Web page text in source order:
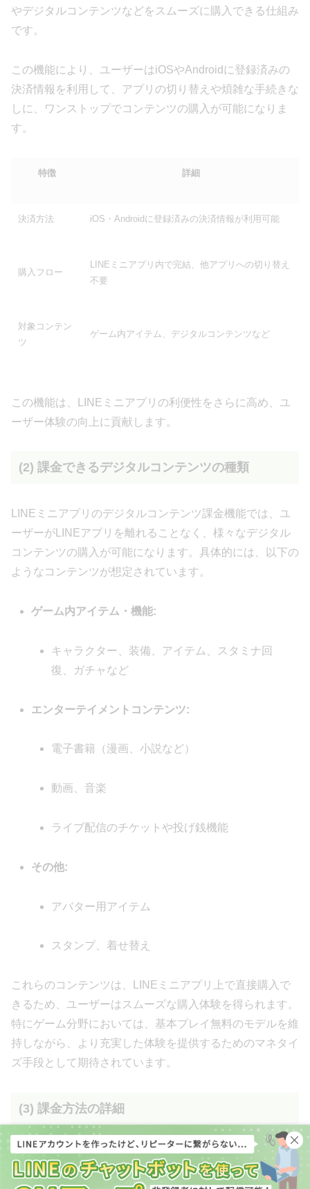
やデジタルコンテンツなどをスムーズに購入できる仕組み
です。
この機能により、ユーザーはiOSやAndroidに登録済みの
決済情報を利用して、アプリの切り替えや煩雑な手続きな
しに、ワンストップでコンテンツの購入が可能になりま
す。
特徴 詳細
決済方法 iOS・Androidに登録済みの決済情報が利用可能
購入フロー
LINEミニアプリ内で完結、他アプリへの切り替え
不要
対象コンテン
ツ
ゲーム内アイテム、デジタルコンテンツなど
この機能は、LINEミニアプリの利便性をさらに高め、ユ
ーザー体験の向上に貢献します。
(2) 課金できるデジタルコンテンツの種類
LINEミニアプリのデジタルコンテンツ課金機能では、ユ
ーザーがLINEアプリを離れることなく、様々なデジタル
コンテンツの購入が可能になります。具体的には、以下の
ようなコンテンツが想定されています。
ゲーム内アイテム・機能:
キャラクター、装備、アイテム、スタミナ回
復、ガチャなど
エンターテイメントコンテンツ:
電子書籍（漫画、小説など）
動画、音楽
ライブ配信のチケットや投げ銭機能
その他:
アバター用アイテム
スタンプ、着せ替え
これらのコンテンツは、LINEミニアプリ上で直接購入で
きるため、ユーザーはスムーズな購入体験を得られます。
特にゲーム分野においては、基本プレイ無料のモデルを維
持しながら、より充実した体験を提供するためのマネタイ
ズ手段として期待されています。
(3) 課金方法の詳細
LINEミニアプリのデジタルコンテンツ課金機能では、ユ
ーザーが利用しているiOSやAndroidのOSに登録済みの決